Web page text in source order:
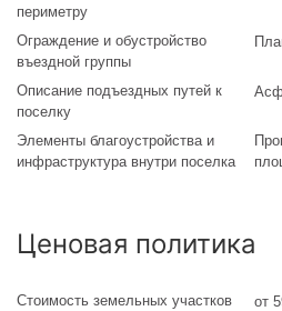
периметру
Ограждение и обустройство
въездной группы
Описание подъездных путей к
поселку
Элементы благоустройства и
инфраструктура внутри поселка
Ценовая политика
Стоимость земельных участков
от